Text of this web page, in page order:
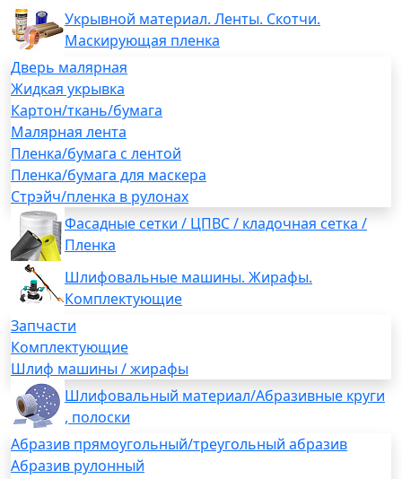
Укрывной материал. Ленты. Скотчи.
Маскирующая пленка
Дверь малярная
Жидкая укрывка
Картон/ткань/бумага
Малярная лента
Пленка/бумага с лентой
Пленка/бумага для маскера
Стрэйч/пленка в рулонах
Фасадные сетки / ЦПВС / кладочная сетка /
Пленка
Шлифовальные машины. Жирафы.
Комплектующие
Запчасти
Комплектующие
Шлиф машины / жирафы
Шлифовальный материал/Абразивные круги
, полоски
Абразив прямоугольный/треугольный абразив
Абразив рулонный